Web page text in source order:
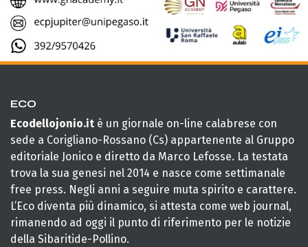
ECO
Ecodellojonio.it è un giornale on-line calabrese con
sede a Corigliano-Rossano (Cs) appartenente al Gruppo
editoriale Jonico e diretto da Marco Lefosse. La testata
trova la sua genesi nel 2014 e nasce come settimanale
free press. Negli anni a seguire muta spirito e carattere.
L’Eco diventa più dinamico, si attesta come web journal,
rimanendo ad oggi il punto di riferimento per le notizie
della Sibaritide-Pollino.